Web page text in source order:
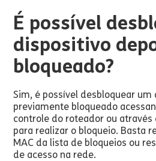
É possível
dispositivo
bloqueado?
Sim, é possível desbloquear um
previamente bloqueado
controle do roteador ou através
para realizar o bloqueio. Basta
MAC da lista de bloqueios ou
de acesso na rede.